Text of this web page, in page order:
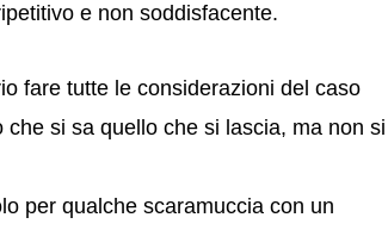
e non soddisfacente.
fare tutte le considerazioni del caso
si sa quello che si lascia, ma non si
per qualche scaramuccia con un